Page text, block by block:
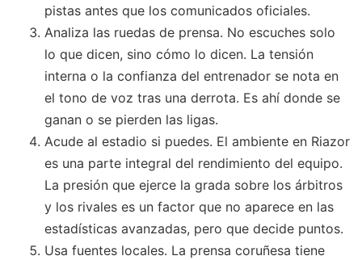
pistas antes que los comunicados oficiales.
Analiza las ruedas de prensa. No escuches solo
lo que dicen, sino cómo lo dicen. La tensión
interna o la confianza del entrenador se nota en
el tono de voz tras una derrota. Es ahí donde se
ganan o se pierden las ligas.
Acude al estadio si puedes. El ambiente en Riazor
es una parte integral del rendimiento del equipo.
La presión que ejerce la grada sobre los árbitros
y los rivales es un factor que no aparece en las
estadísticas avanzadas, pero que decide puntos.
Usa fuentes locales. La prensa coruñesa tiene